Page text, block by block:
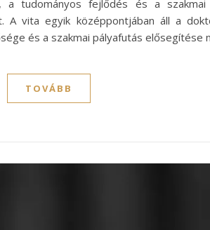
a tudományos fejlődés és a
A vita egyik középpontjában áll a
és a szakmai pályafutás elősegítése
TOVÁBB